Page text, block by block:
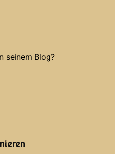
seinem Blog?